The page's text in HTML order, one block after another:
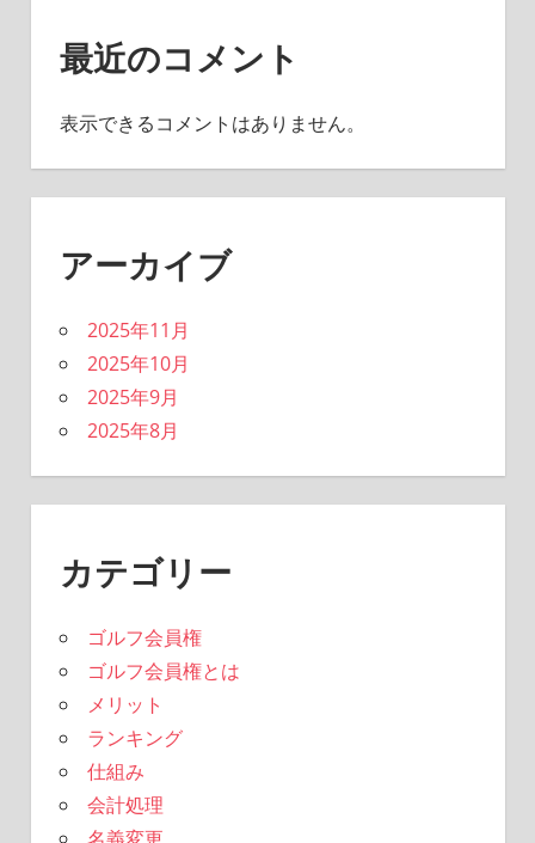
最近のコメント
表示できるコメントはありません。
アーカイブ
2025年11月
2025年10月
2025年9月
2025年8月
カテゴリー
ゴルフ会員権
ゴルフ会員権とは
メリット
ランキング
仕組み
会計処理